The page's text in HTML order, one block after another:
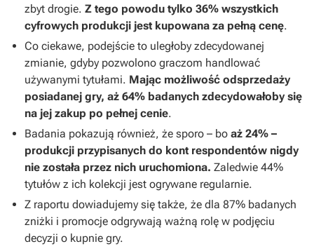
zbyt drogie. Z tego powodu tylko 36% wszystkich
cyfrowych produkcji jest kupowana za pełną cenę.
Co ciekawe, podejście to uległoby zdecydowanej
zmianie, gdyby pozwolono graczom handlować
używanymi tytułami. Mając możliwość odsprzedaży
posiadanej gry, aż 64% badanych zdecydowałoby się
na jej zakup po pełnej cenie.
Badania pokazują również, że sporo – bo aż 24% –
produkcji przypisanych do kont respondentów nigdy
nie została przez nich uruchomiona. Zaledwie 44%
tytułów z ich kolekcji jest ogrywane regularnie.
Z raportu dowiadujemy się także, że dla 87% badanych
zniżki i promocje odgrywają ważną rolę w podjęciu
decyzji o kupnie gry.